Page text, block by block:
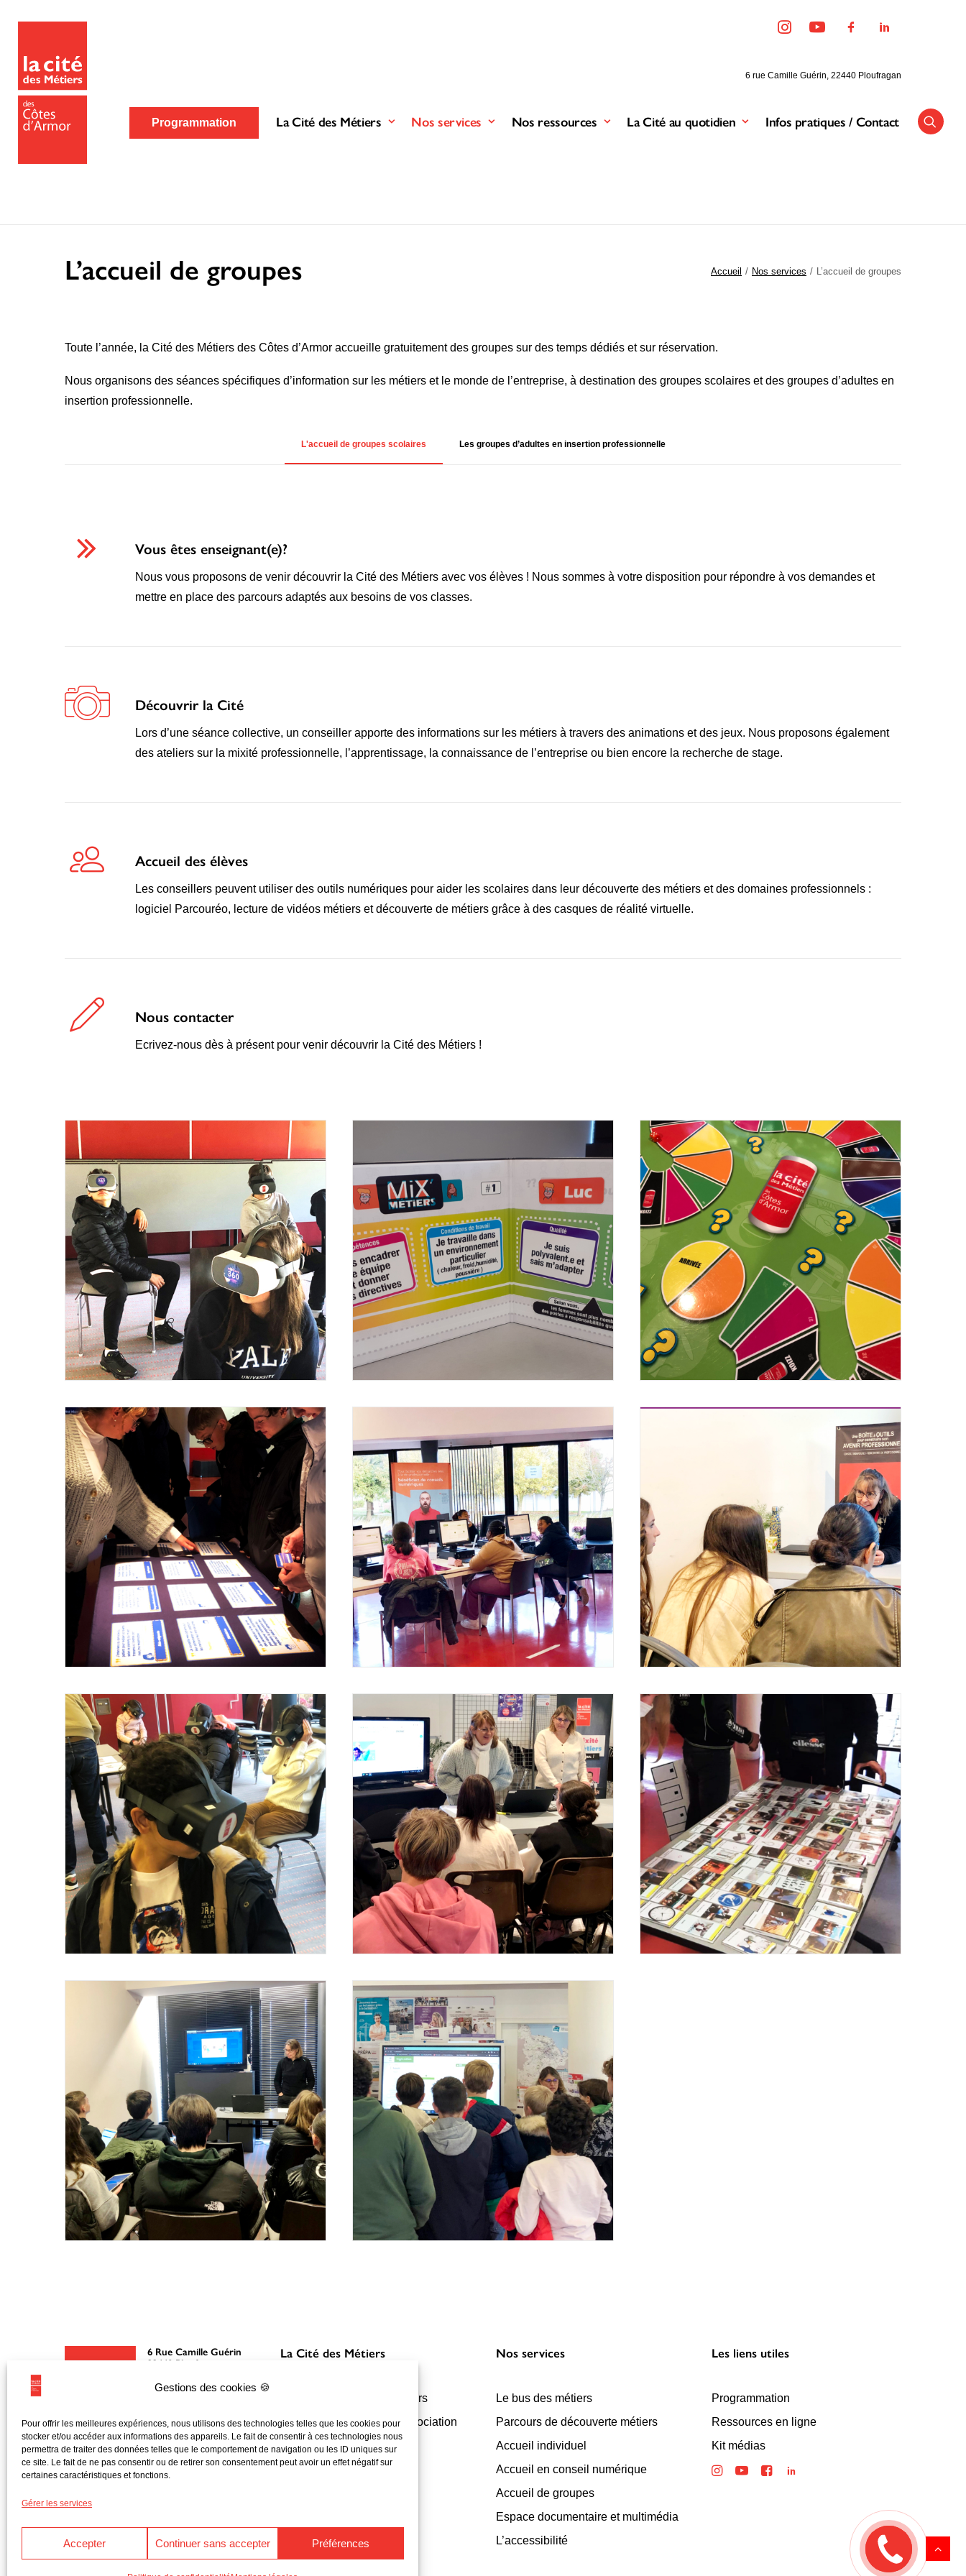
Gestions des cookies 🍪
Pour offrir les meilleures expériences, nous utilisons des technologies telles que les cookies pour
stocker et/ou accéder aux informations des appareils. Le fait de consentir à ces technologies nous
permettra de traiter des données telles que le comportement de navigation ou les ID uniques sur
ce site. Le fait de ne pas consentir ou de retirer son consentement peut avoir un effet négatif sur
certaines caractéristiques et fonctions.
Gérer les services
Accepter Continuer sans accepter Préférences
6 rue Camille Guérin, 22440 Ploufragan
Programmation La Cité des Métiers Nos services Nos ressources La Cité au quotidien Infos pratiques / Contact
L’accueil de groupes Accueil Nos services L’accueil de groupes
Toute l’année, la Cité des Métiers des Côtes d’Armor accueille gratuitement des groupes sur des temps dédiés et sur réservation.
Nous organisons des séances spécifiques d’information sur les métiers et le monde de l’entreprise, à destination des groupes scolaires et des groupes d’adultes en
insertion professionnelle.
L'accueil de groupes scolaires Les groupes d’adultes en insertion professionnelle
Vous êtes enseignant(e)?
Nous vous proposons de venir découvrir la Cité des Métiers avec vos élèves ! Nous sommes à votre disposition pour répondre à vos demandes et
mettre en place des parcours adaptés aux besoins de vos classes.
Découvrir la Cité
Lors d’une séance collective, un conseiller apporte des informations sur les métiers à travers des animations et des jeux. Nous proposons également
des ateliers sur la mixité professionnelle, l’apprentissage, la connaissance de l’entreprise ou bien encore la recherche de stage.
Accueil des élèves
Les conseillers peuvent utiliser des outils numériques pour aider les scolaires dans leur découverte des métiers et des domaines professionnels :
logiciel Parcouréo, lecture de vidéos métiers et découverte de métiers grâce à des casques de réalité virtuelle.
Nous contacter
Ecrivez-nous dès à présent pour venir découvrir la Cité des Métiers !
6 Rue Camille Guérin
22440 Ploufragan
02 96 76 51 51
Politique de
confidentialité
La Cité des Métiers
Découvrir la Cité des Métiers
Le fonctionnement de l’association
Nos missions d’information
Nos partenaires financiers
Nos services
Le bus des métiers
Parcours de découverte métiers
Accueil individuel
Accueil en conseil numérique
Accueil de groupes
Espace documentaire et multimédia
L’accessibilité
Les liens utiles
Programmation
Ressources en ligne
Kit médias
Rappelez
moi